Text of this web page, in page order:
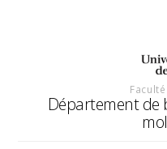
Département de